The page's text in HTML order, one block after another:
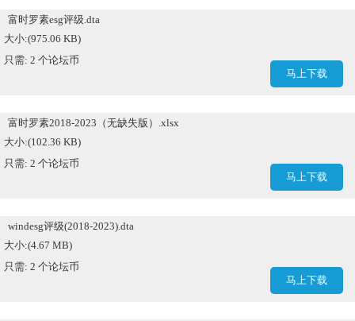
富时罗素esg评级.dta
大小:(975.06 KB)
只需: 2 个论坛币
马上下载
富时罗素2018-2023（无缺失版）.xlsx
大小:(102.36 KB)
只需: 2 个论坛币
马上下载
windesg评级(2018-2023).dta
大小:(4.67 MB)
只需: 2 个论坛币
马上下载